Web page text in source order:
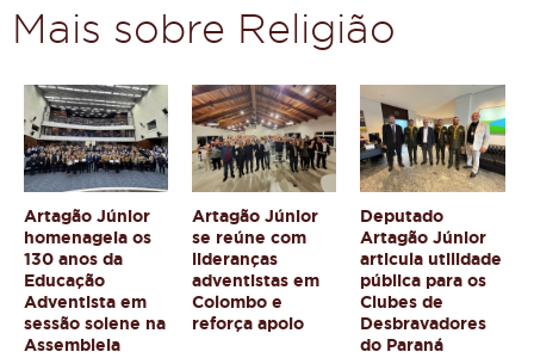
Mais sobre Religião
Artagão Júnior
homenageia os
130 anos da
Educação
Adventista em
sessão solene na
Assembleia
Artagão Júnior
se reúne com
lideranças
adventistas em
Colombo e
reforça apoio
Deputado
Artagão Júnior
articula utilidade
pública para os
Clubes de
Desbravadores
do Paraná